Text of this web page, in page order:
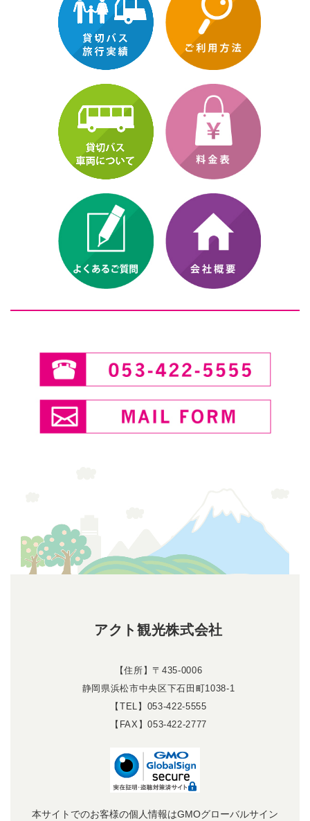
アクト観光株式会社
【住所】〒435-0006
静岡県浜松市中央区下石田町1038-1
【TEL】053-422-5555
【FAX】053-422-2777
本サイトでのお客様の個人情報はGMOグローバルサイン